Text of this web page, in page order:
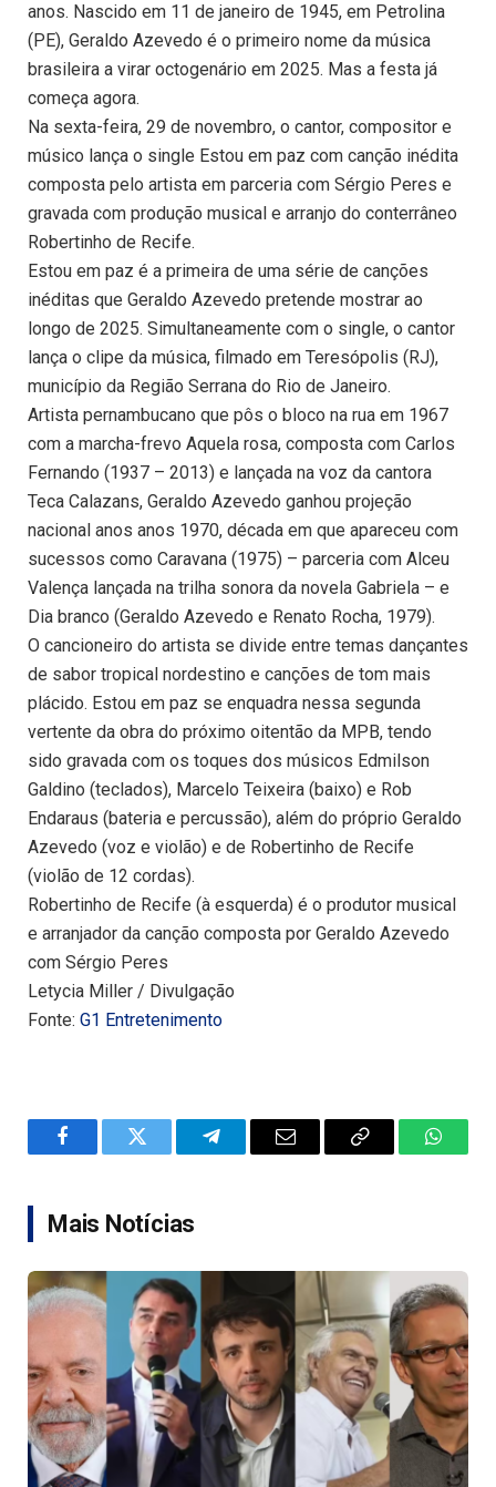
anos. Nascido em 11 de janeiro de 1945, em Petrolina
(PE), Geraldo Azevedo é o primeiro nome da música
brasileira a virar octogenário em 2025. Mas a festa já
começa agora.
Na sexta-feira, 29 de novembro, o cantor, compositor e
músico lança o single Estou em paz com canção inédita
composta pelo artista em parceria com Sérgio Peres e
gravada com produção musical e arranjo do conterrâneo
Robertinho de Recife.
Estou em paz é a primeira de uma série de canções
inéditas que Geraldo Azevedo pretende mostrar ao
longo de 2025. Simultaneamente com o single, o cantor
lança o clipe da música, filmado em Teresópolis (RJ),
município da Região Serrana do Rio de Janeiro.
Artista pernambucano que pôs o bloco na rua em 1967
com a marcha-frevo Aquela rosa, composta com Carlos
Fernando (1937 – 2013) e lançada na voz da cantora
Teca Calazans, Geraldo Azevedo ganhou projeção
nacional anos anos 1970, década em que apareceu com
sucessos como Caravana (1975) – parceria com Alceu
Valença lançada na trilha sonora da novela Gabriela – e
Dia branco (Geraldo Azevedo e Renato Rocha, 1979).
O cancioneiro do artista se divide entre temas dançantes
de sabor tropical nordestino e canções de tom mais
plácido. Estou em paz se enquadra nessa segunda
vertente da obra do próximo oitentão da MPB, tendo
sido gravada com os toques dos músicos Edmilson
Galdino (teclados), Marcelo Teixeira (baixo) e Rob
Endaraus (bateria e percussão), além do próprio Geraldo
Azevedo (voz e violão) e de Robertinho de Recife
(violão de 12 cordas).
Robertinho de Recife (à esquerda) é o produtor musical
e arranjador da canção composta por Geraldo Azevedo
com Sérgio Peres
Letycia Miller / Divulgação
Fonte: G1 Entretenimento
FacebookTwitter TelegramEmail
Copy
Mais Notícias